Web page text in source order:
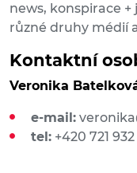
news, konspirace
různé druhy médií
Kontaktní
Veronika
e-mail:
tel: +420 721 932